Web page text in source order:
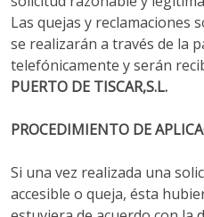
Las quejas y reclamaciones
se realizarán a través de la
telefónicamente y serán
PUERTO DE TISCAR,S.L.
PROCEDIMIENTO DE
Si una vez realizada una
accesible o queja, ésta